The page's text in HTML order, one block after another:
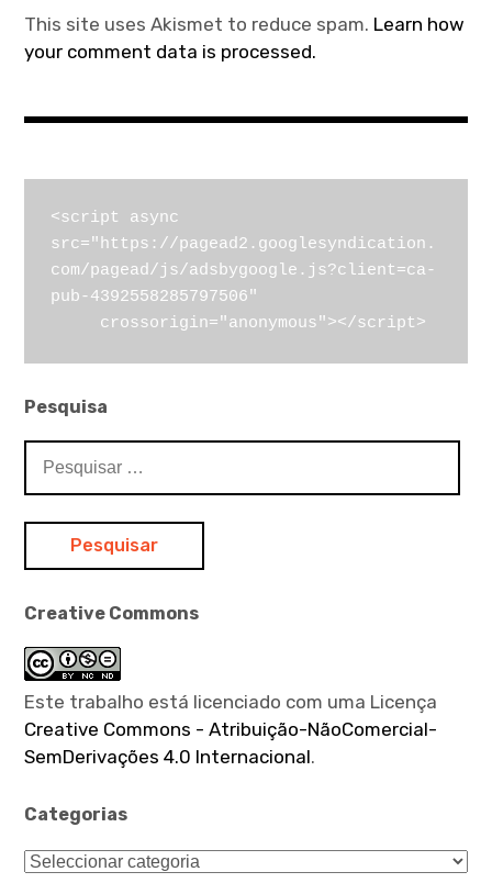
This site uses Akismet to reduce spam. Learn how
your comment data is processed.
<script async
src="https://pagead2.googlesyndication.
com/pagead/js/adsbygoogle.js?client=ca-
pub-4392558285797506"
     crossorigin="anonymous"></script>
Pesquisa
por:
Creative Commons
Este trabalho está licenciado com uma Licença
Creative Commons - Atribuição-NãoComercial-
SemDerivações 4.0 Internacional.
Categorias
Categorias